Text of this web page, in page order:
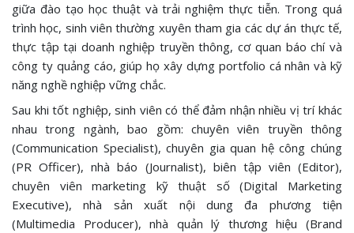
giữa đào tạo học thuật và trải nghiệm thực tiễn. Trong quá
trình học, sinh viên thường xuyên tham gia các dự án thực tế,
thực tập tại doanh nghiệp truyền thông, cơ quan báo chí và
công ty quảng cáo, giúp họ xây dựng portfolio cá nhân và kỹ
năng nghề nghiệp vững chắc.
Sau khi tốt nghiệp, sinh viên có thể đảm nhận nhiều vị trí khác
nhau trong ngành, bao gồm: chuyên viên truyền thông
(Communication Specialist), chuyên gia quan hệ công chúng
(PR Officer), nhà báo (Journalist), biên tập viên (Editor),
chuyên viên marketing kỹ thuật số (Digital Marketing
Executive), nhà sản xuất nội dung đa phương tiện
(Multimedia Producer), nhà quản lý thương hiệu (Brand